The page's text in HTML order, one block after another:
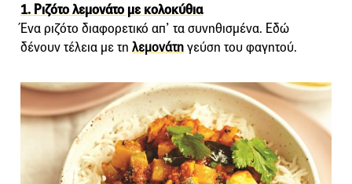
1. Ριζότο λεμονάτο με κολοκύθια
Ένα ριζότο διαφορετικό απ’ τα συνηθισμένα. Εδώ
δένουν τέλεια με τη λεμονάτηγεύση του φαγητού.